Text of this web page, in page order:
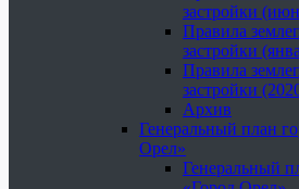
застройки
Правила
застройки
Правила
застройки
Архив
Генеральный план
Орел»
Генеральный